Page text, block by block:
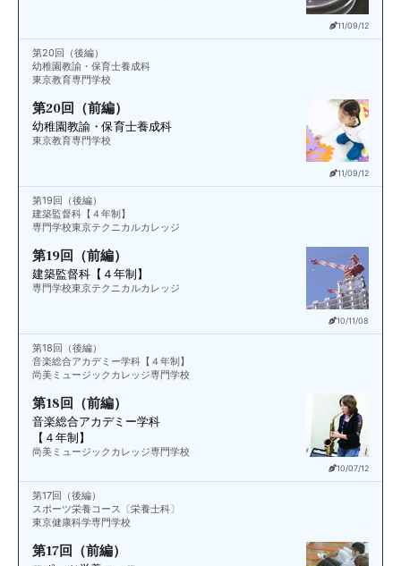
11/09/12
第20回（後編）
幼稚園教諭・保育士養成科
東京教育専門学校
11/09/12
第20回（前編）
幼稚園教諭・保育士養成科
東京教育専門学校
第19回（後編）
建築監督科【４年制】
専門学校東京テクニカルカレッジ
10/11/08
第19回（前編）
建築監督科【４年制】
専門学校東京テクニカルカレッジ
第18回（後編）
音楽総合アカデミー学科【４年制】
尚美ミュージックカレッジ専門学校
10/07/12
第18回（前編）
音楽総合アカデミー学科
【４年制】
尚美ミュージックカレッジ専門学校
第17回（後編）
スポーツ栄養コース〔栄養士科〕
東京健康科学専門学校
第17回（前編）